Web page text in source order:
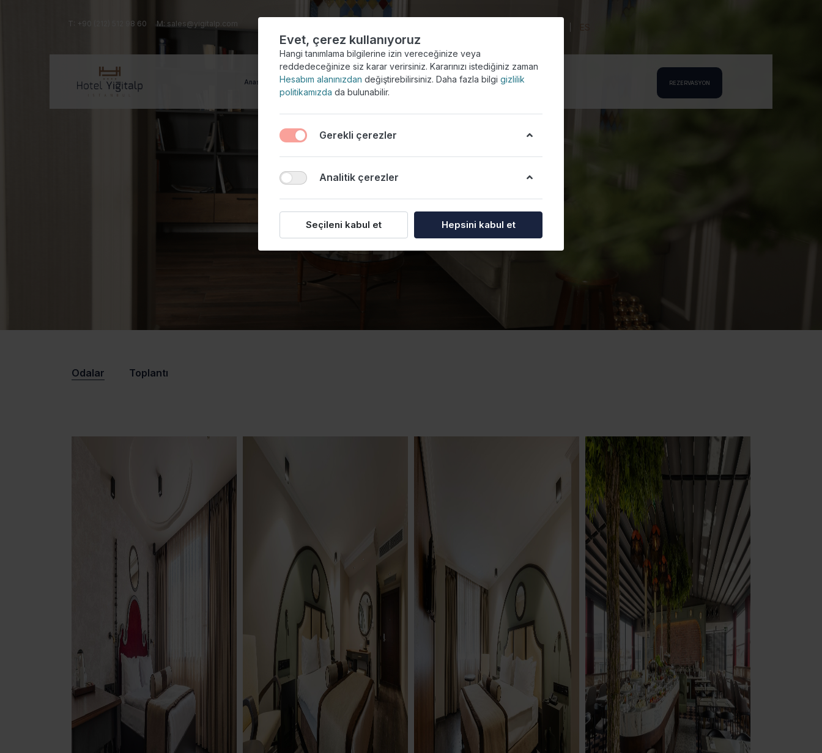
T: +90 (212) 512 98 60 M: sales@yigitalp.com ES
Anasayfa Hakkımızda Odalar Galeri Sürdürülebilir Restaurant Toplantı REZERVASYON
Anasayfa / Galeri
GALERİ
Odalar Toplantı
Evet, çerez kullanıyoruz
Hangi tanımlama bilgilerine izin vereceğinize veya
reddedeceğinize siz karar verirsiniz. Kararınızı istediğiniz zaman
Hesabım alanınızdan değiştirebilirsiniz. Daha fazla bilgi gizlilik
politikamızda da bulunabilir.
Gerekli çerezler
Analitik çerezler
Seçileni kabul et Hepsini kabul et